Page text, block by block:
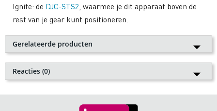
Ignite: de DJC-STS2 , waarmee je dit apparaat boven de
rest van je gear kunt positioneren.
Gerelateerde producten
€ 1.699,-
Reacties (0)
Plaats als eerste een reactie